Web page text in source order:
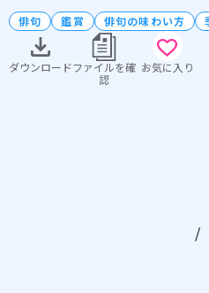
俳句 鑑賞 俳句の味わい方
ダウンロードファイルを確
認
お気に入り
/